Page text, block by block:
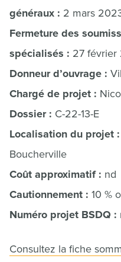
généraux : 2 mars
Fermeture des
spécialisés : 27 février
Donneur d’ouvrage :
Chargé de projet :
Dossier : C-22-13-E
Localisation du projet :
Boucherville
Coût approximatif : nd
Cautionnement : 10 %
Numéro projet BSDQ :
Consultez la fiche